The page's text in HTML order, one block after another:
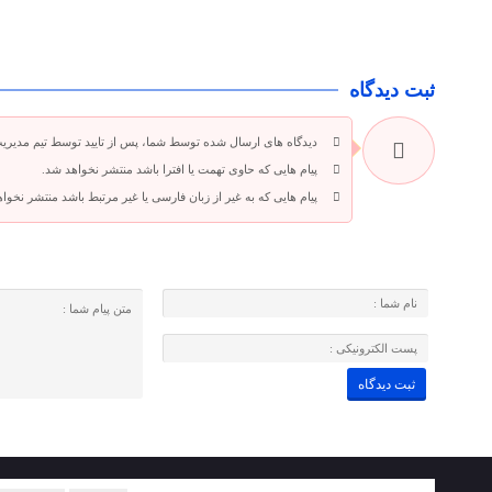
ثبت دیدگاه
دیدگاه های ارسال شده توسط شما، پس از تایید توسط تیم
پیام هایی که حاوی تهمت یا افترا باشد منتشر نخواهد شد.
پیام هایی که به غیر از زبان فارسی یا غیر مرتبط باشد منتشر